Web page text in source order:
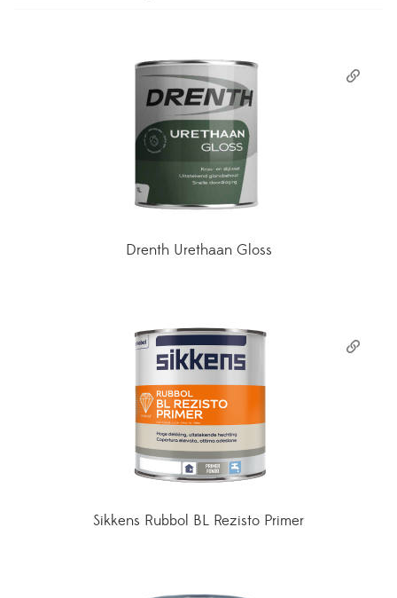
Drenth Urethaan Gloss
Sikkens Rubbol BL Rezisto Primer